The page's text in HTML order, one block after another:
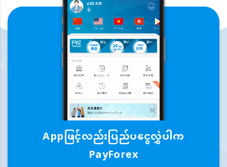
Appဖြင့်လည်းပြည်ပငွေလွှဲပါက
PayForex